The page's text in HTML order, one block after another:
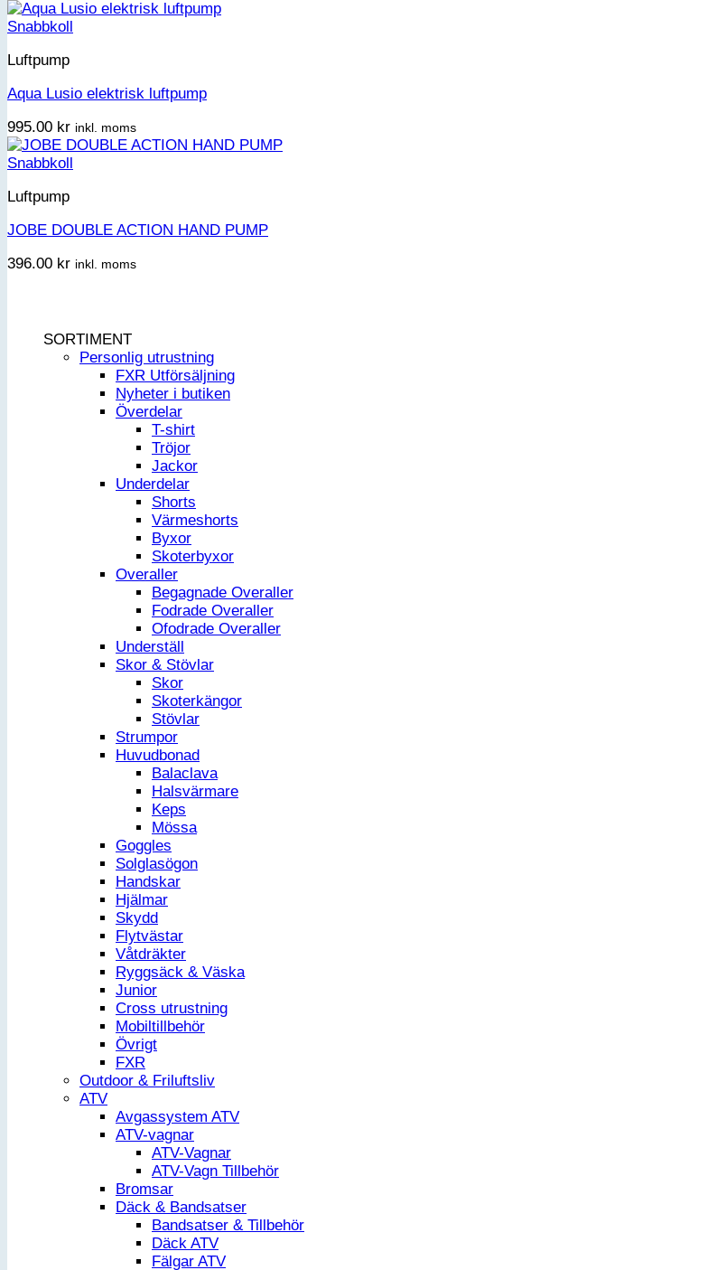
Snabbkoll
Luftpump
Aqua Lusio elektrisk luftpump
995.00 kr inkl. moms
Snabbkoll
Luftpump
JOBE DOUBLE ACTION HAND PUMP
396.00 kr inkl. moms
SORTIMENT
Personlig utrustning
FXR Utförsäljning
Nyheter i butiken
Överdelar
T-shirt
Tröjor
Jackor
Underdelar
Shorts
Värmeshorts
Byxor
Skoterbyxor
Overaller
Begagnade Overaller
Fodrade Overaller
Ofodrade Overaller
Underställ
Skor & Stövlar
Skor
Skoterkängor
Stövlar
Strumpor
Huvudbonad
Balaclava
Halsvärmare
Keps
Mössa
Goggles
Solglasögon
Handskar
Hjälmar
Skydd
Flytvästar
Våtdräkter
Ryggsäck & Väska
Junior
Cross utrustning
Mobiltillbehör
Övrigt
FXR
Outdoor & Friluftsliv
ATV
Avgassystem ATV
ATV-vagnar
ATV-Vagnar
ATV-Vagn Tillbehör
Bromsar
Däck & Bandsatser
Bandsatser & Tillbehör
Däck ATV
Fälgar ATV